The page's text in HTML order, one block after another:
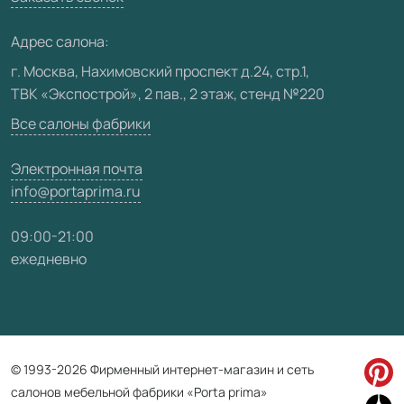
Карта сайта
Адрес салона:
г. Москва, Нахимовский проспект д.24, стр.1,
ТВК «Экспострой», 2 пав., 2 этаж, стенд №220
Все салоны фабрики
Электронная почта
info@portaprima.ru
09:00-21:00
ежедневно
© 1993-2026 Фирменный интернет-магазин и сеть
салонов мебельной фабрики «Porta prima»